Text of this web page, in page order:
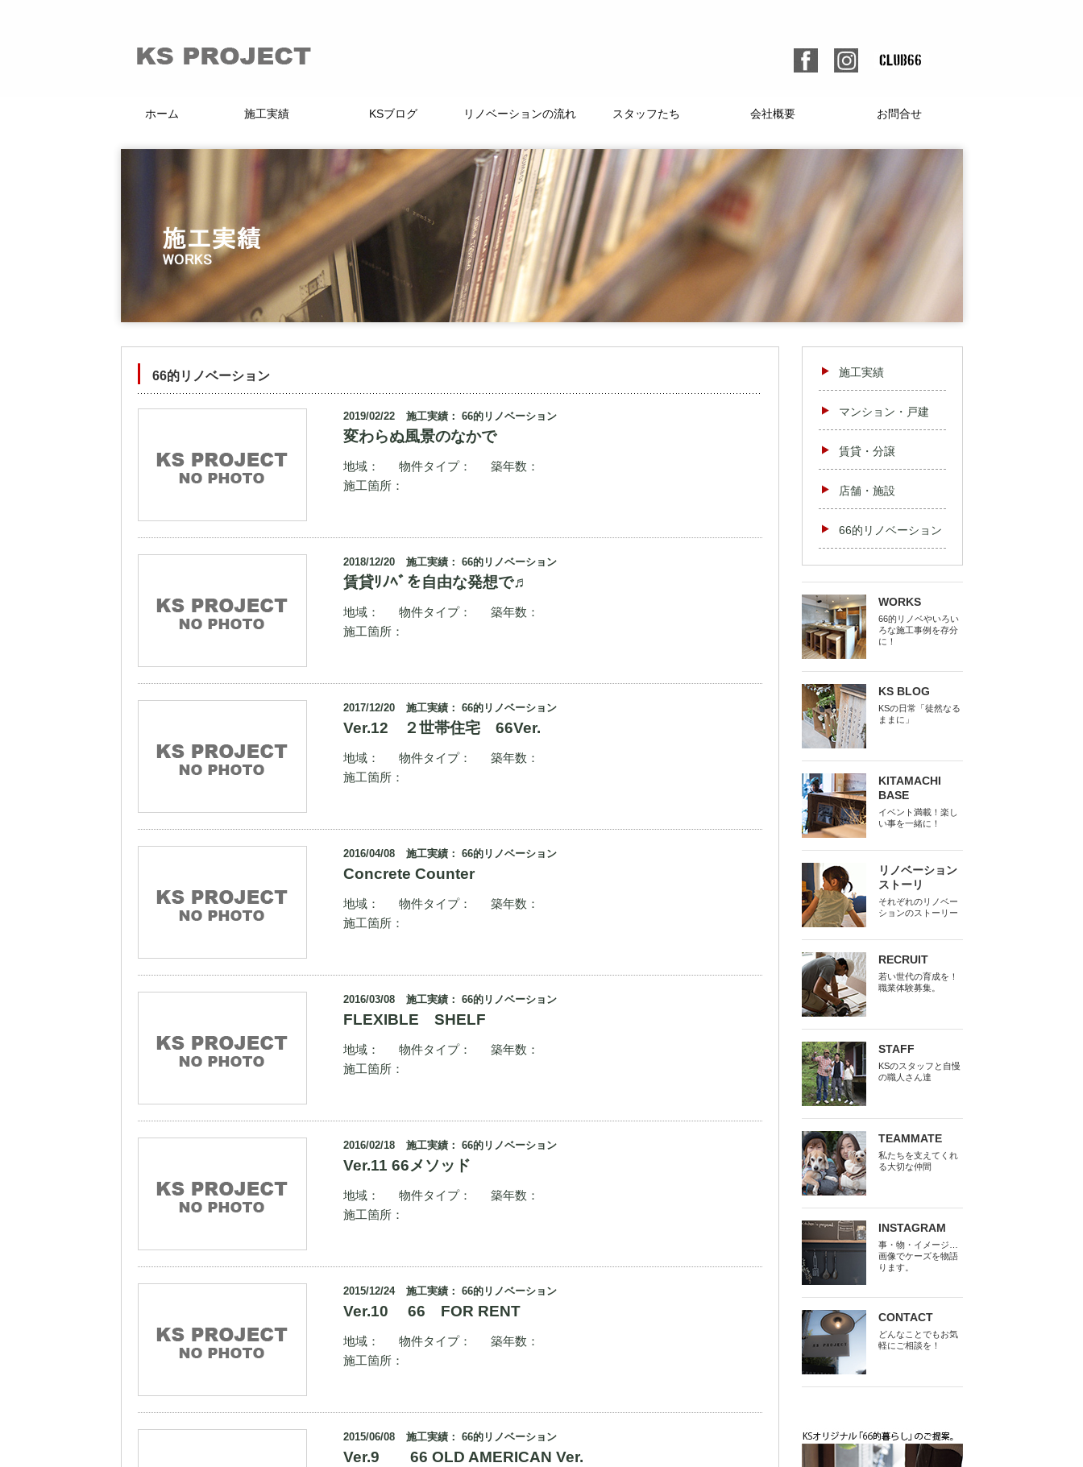
ホーム 施工実績 KSブログ リノベーションの流れ スタッフたち 会社概要 お問合せ
66的リノベーション
2019/02/22 施工実績： 66的リノベーション
変わらぬ風景のなかで
地域： 物件タイプ：
築年数：
施工箇所：
2018/12/20 施工実績： 66的リノベーション
賃貸ﾘﾉﾍﾞを自由な発想で♬
地域： 物件タイプ：
築年数：
施工箇所：
2017/12/20 施工実績： 66的リノベーション
Ver.12 ２世帯住宅 66Ver.
地域： 物件タイプ：
築年数：
施工箇所：
2016/04/08 施工実績： 66的リノベーション
Concrete Counter
地域： 物件タイプ：
築年数：
施工箇所：
2016/03/08 施工実績： 66的リノベーション
FLEXIBLE SHELF
地域： 物件タイプ：
築年数：
施工箇所：
2016/02/18 施工実績： 66的リノベーション
Ver.11 66メソッド
地域： 物件タイプ：
築年数：
施工箇所：
2015/12/24 施工実績： 66的リノベーション
Ver.10 66 FOR RENT
地域： 物件タイプ：
築年数：
施工箇所：
2015/06/08 施工実績： 66的リノベーション
Ver.9 66 OLD AMERICAN Ver.
施工実績
マンション・戸建
賃貸・分譲
店舗・施設
66的リノベーション
WORKS
66的リノベやいろい
ろな施工事例を存分
に！
KS BLOG
KSの日常「徒然なる
ままに」
KITAMACHI
BASE
イベント満載！楽し
い事を一緒に！
リノベーション
ストーリ
それぞれのリノベー
ションのストーリー
RECRUIT
若い世代の育成を！
職業体験募集。
STAFF
KSのスタッフと自慢
の職人さん達
TEAMMATE
私たちを支えてくれ
る大切な仲間
INSTAGRAM
事・物・イメージ…
画像でケーズを物語
ります。
CONTACT
どんなことでもお気
軽にご相談を！